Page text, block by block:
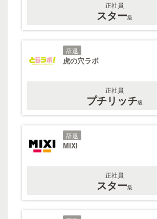
正社員
スター級
辞退
虎の穴ラボ
正社員
プチリッチ級
辞退
MIXI
正社員
スター級